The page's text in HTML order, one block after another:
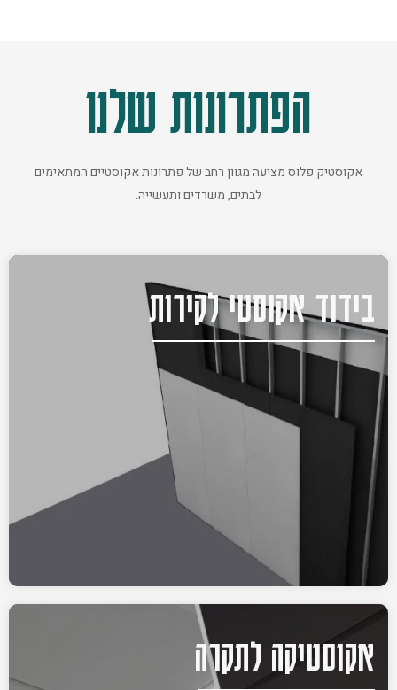
הפתרונות שלנו
אקוסטיק פלוס מציעה מגוון רחב של פתרונות אקוסטיים המתאימים
לבתים, משרדים ותעשייה.
בידוד אקוסטי לקירות
אקוסטיקה לתקרה